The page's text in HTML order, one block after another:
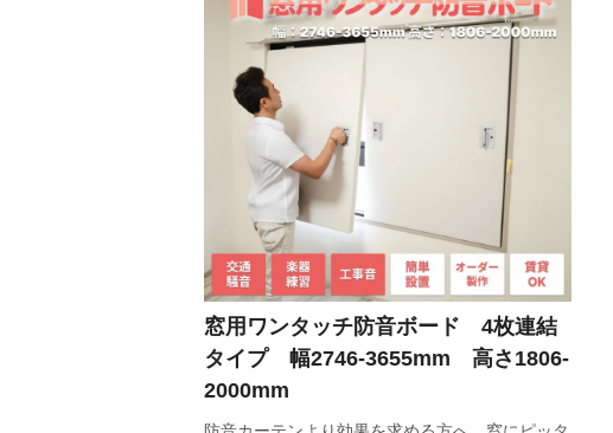
窓用ワンタッチ防音ボード 4枚連結
タイプ 幅2746-3655mm 高さ1806-
2000mm